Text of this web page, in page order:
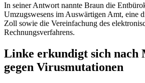
In seiner Antwort nannte Braun die
Umzugswesens im Auswärtigen Amt, eine
Zoll sowie die Vereinfachung des
Rechnungsverfahrens.
Linke erkundigt sich nach
gegen Virusmutationen